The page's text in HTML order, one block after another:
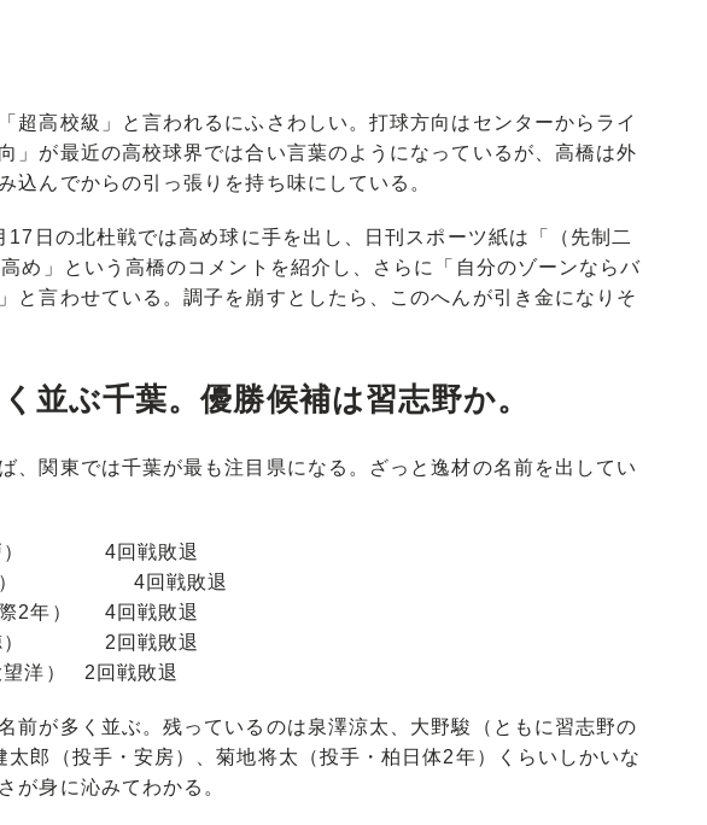
超高校級」と言われるにふさわしい。打球方向はセンターからライ
」が最近の高校球界では合い言葉のようになっているが、高橋は外
込んでからの引っ張りを持ち味にしている。
日の北杜戦では高め球に手を出し、日刊スポーツ紙は「（先制二
め」という高橋のコメントを紹介し、さらに「自分のゾーンならバ
と言わせている。調子を崩すとしたら、このへんが引き金になりそ
並ぶ千葉。優勝候補は習志野か。
、関東では千葉が最も注目県になる。ざっと逸材の名前を出してい
戸） 4回戦敗退
柏） 4回戦敗退
2年） 4回戦敗退
徳） 2回戦敗退
望洋） 2回戦敗退
前が多く並ぶ。残っているのは泉澤涼太、大野駿（ともに習志野の
郎（投手・安房）、菊地将太（投手・柏日体2年）くらいしかいな
が身に沁みてわかる。